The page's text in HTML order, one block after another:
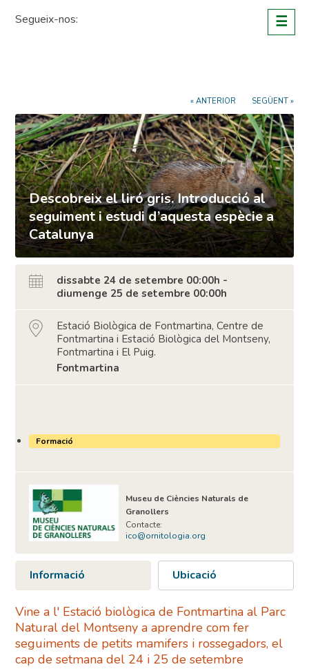
Segueix-nos: ☰
« ANTERIOR SEGÜENT »
Descobreix el liró gris. Introducció al
seguiment i estudi d’aquesta espècie a
Catalunya
dissabte 24 de setembre 00:00h -
diumenge 25 de setembre 00:00h
Estació Biològica de Fontmartina, Centre de
Fontmartina i Estació Biològica del Montseny,
Fontmartina i El Puig.
Fontmartina
Formació
Museu de Ciències Naturals de
Granollers
Contacte:
ico@ornitologia.org
Informació Ubicació
Vine a l' Estació biològica de Fontmartina al Parc
Natural del Montseny a aprendre com fer
seguiments de petits mamifers i rossegadors, el
cap de setmana del 24 i 25 de setembre